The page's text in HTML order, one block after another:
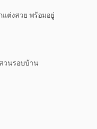
ต่งสวย พร้อมอยู่
วนรอบบ้าน